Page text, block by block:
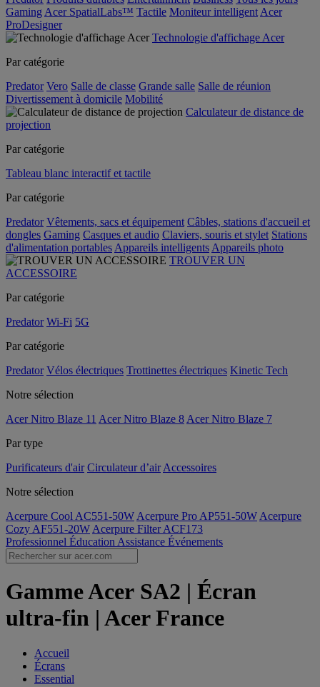
Gaming Acer SpatialLabs™ Tactile Moniteur intelligent Acer
ProDesigner
Technologie d'affichage Acer
Par catégorie
Predator Vero Salle de classe Grande salle Salle de réunion
Divertissement à domicile Mobilité
Calculateur de distance de
projection
Par catégorie
Tableau blanc interactif et tactile
Par catégorie
Predator Vêtements, sacs et équipement Câbles, stations d'accueil et
dongles Gaming Casques et audio Claviers, souris et stylet Stations
d'alimentation portables Appareils intelligents Appareils photo
TROUVER UN
ACCESSOIRE
Par catégorie
Predator Wi-Fi 5G
Par catégorie
Predator Vélos électriques Trottinettes électriques Kinetic Tech
Notre sélection
Acer Nitro Blaze 11 Acer Nitro Blaze 8 Acer Nitro Blaze 7
Par type
Purificateurs d'air Circulateur d’air Accessoires
Notre sélection
Acerpure Cool AC551-50W Acerpure Pro AP551-50W Acerpure
Cozy AF551-20W Acerpure Filter ACF173
Professionnel Éducation Assistance Événements
Gamme Acer SA2 | Écran
ultra-fin | Acer France
Accueil
Écrans
Essential